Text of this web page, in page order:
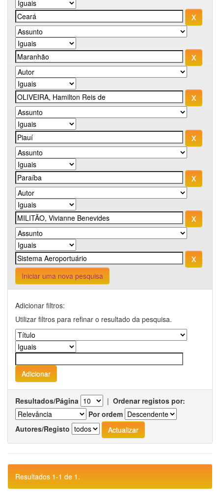
Iniciar uma nova pesquisa
Adicionar filtros:
Utilizar filtros para refinar o resultado da pesquisa.
Resultados/Página | Ordenar registos por:
Por ordem
Autores/Registo
Resultados 1-1 de 1.